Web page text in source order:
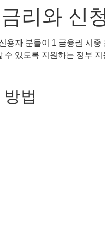
리와 신
자 분들이 1 금융권 시
있도록 지원하는 정부
법